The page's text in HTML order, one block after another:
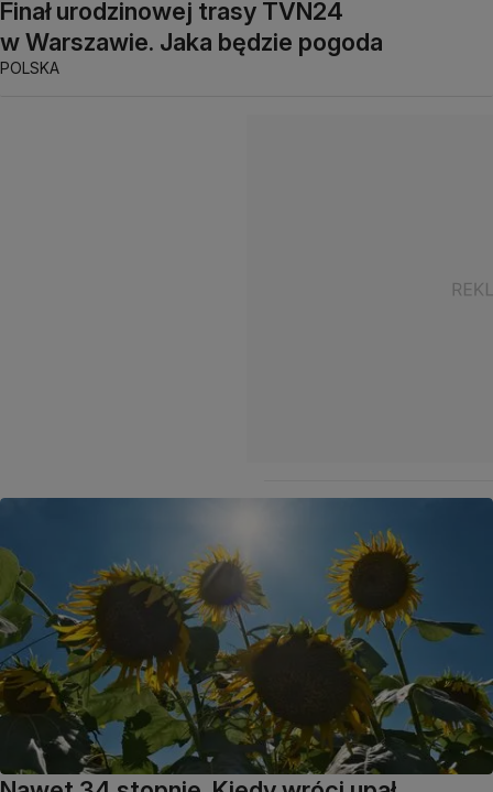
Finał urodzinowej trasy TVN24
w Warszawie. Jaka będzie pogoda
POLSKA